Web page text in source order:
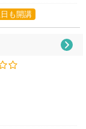
も開講